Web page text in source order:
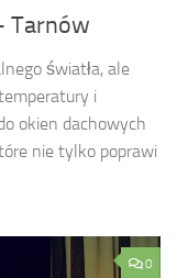
Tarnów
światła, ale
i
okien dachowych
nie tylko poprawi
0